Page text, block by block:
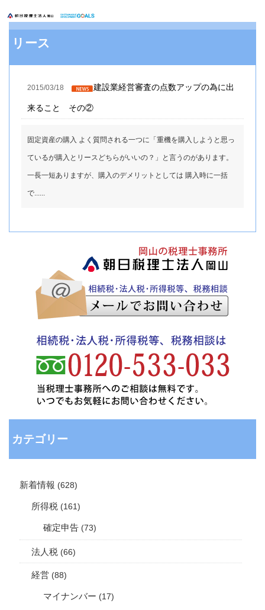
リース
2015/03/18 建設業経営審査の点数アップの為に出
来ること その②
固定資産の購入 よく質問される一つに「重機を購入しようと思っ
ているが購入とリースどちらがいいの？」と言うのがあります。
一長一短ありますが、購入のデメリットとしては 購入時に一括
で......
カテゴリー
新着情報 (628)
所得税 (161)
確定申告 (73)
法人税 (66)
経営 (88)
マイナンバー (17)